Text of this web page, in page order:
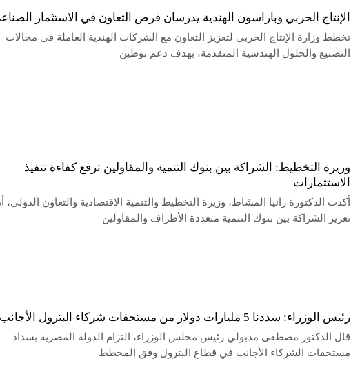
الإنتاج الحربي وباراسون الهندية يدرسان فرص التعاون في الاستثمار
تخطط وزارة الإنتاج الحربي لتعزيز التعاون مع الشركات الهندية العاملة في مجالات
التصنيع والحلول الهندسية المتقدمة، بهدف دعم توطين
وزيرة التخطيط: الشراكة بين بنوك التنمية والمقاولين ترفع كفاءة تنفيذ
الاستثمارات
أكدت الدكتورة رانيا المشاط، وزيرة التخطيط والتنمية الاقتصادية والتعاون الدولي،
تعزيز الشراكة بين بنوك التنمية متعددة الأطراف والمقاولين
رئيس الوزراء: سددنا 5 مليارات دولار من مستحقات شركاء البترول الأجانب
قال الدكتور مصطفى مدبولي رئيس مجلس الوزراء، التزام الدولة المصرية بسداد
مستحقات الشركاء الأجانب في قطاع البترول وفق المخطط